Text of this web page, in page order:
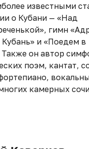
известными
о Кубани — «Над
», гимн
Кубань» и «Поедем в
Также он автор
поэм, кантат,
камерных